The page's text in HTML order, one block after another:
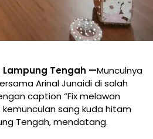
Tengah —Munculnya
Arinal Junaidi di salah
caption “Fix melawan
kemunculan sang kuda hitam
Tengah, mendatang.